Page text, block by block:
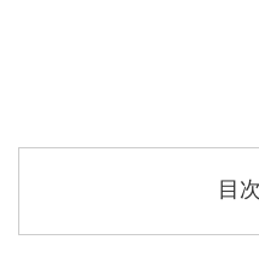
目次